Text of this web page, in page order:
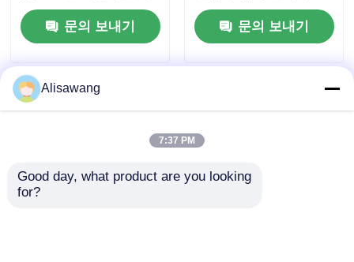
구성 있는 전공 금속 건
물
문의 보내기
록 설계
문의 보내기
Alisawang
7:37 PM
Good day, what product are you looking
for?